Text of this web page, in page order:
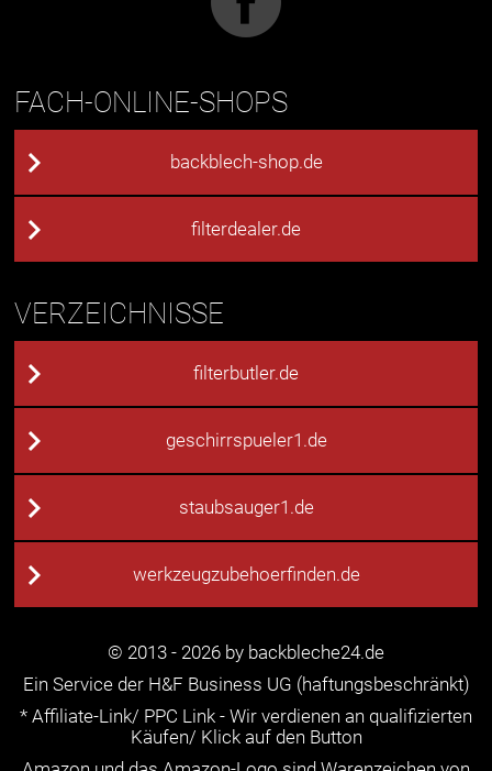
FACH-ONLINE-SHOPS
backblech-shop.de
filterdealer.de
VERZEICHNISSE
filterbutler.de
geschirrspueler1.de
staubsauger1.de
werkzeugzubehoerfinden.de
© 2013 - 2026 by backbleche24.de
Ein Service der H&F Business UG (haftungsbeschränkt)
* Affiliate-Link/ PPC Link - Wir verdienen an qualifizierten
Käufen/ Klick auf den Button